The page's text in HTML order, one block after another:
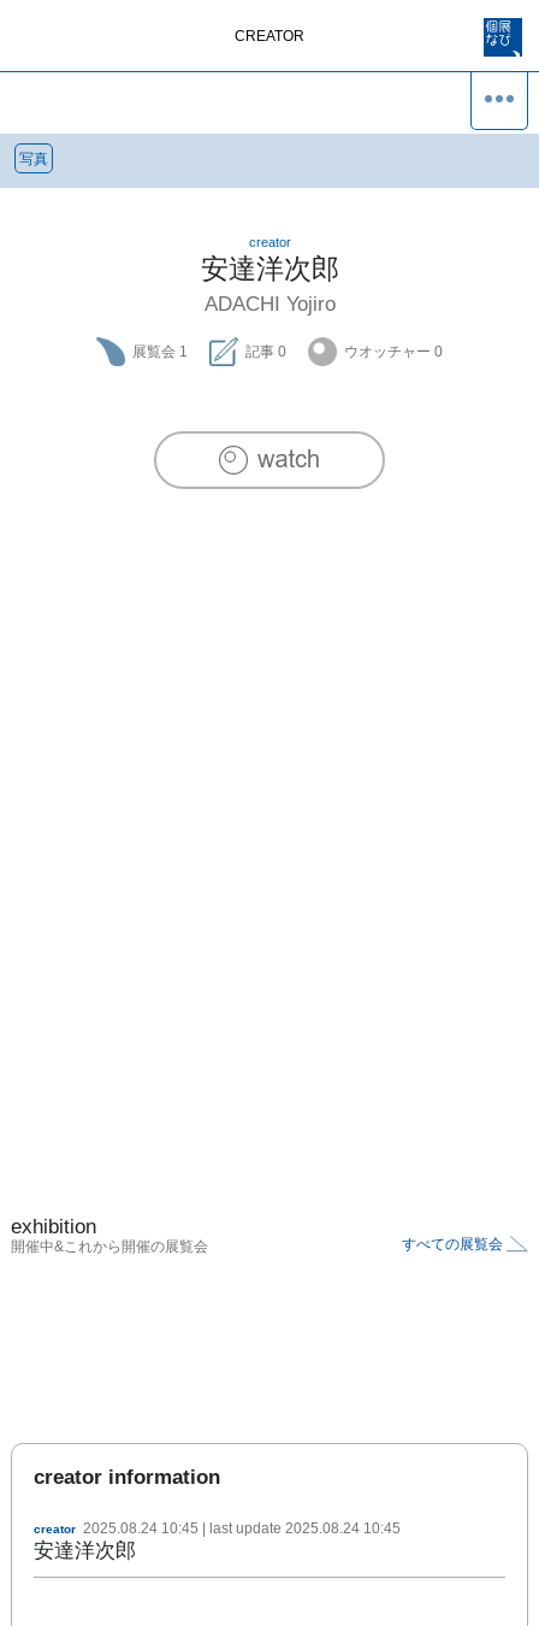
CREATOR
写真
creator
安達洋次郎
ADACHI Yojiro
展覧会 1 記事 0 ウオッチャー 0
exhibition
開催中&これから開催の展覧会 すべての展覧会
creator information
creator 2025.08.24 10:45 | last update 2025.08.24 10:45
安達洋次郎